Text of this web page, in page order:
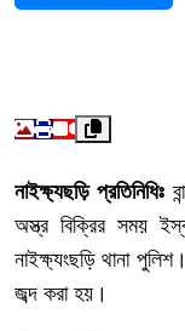
নাইক্ষ্যছড়ি প্রতিনিধিঃ
অস্ত্র বিক্রির সময়
নাইক্ষ্যংছড়ি থানা
জব্দ করা হয়।